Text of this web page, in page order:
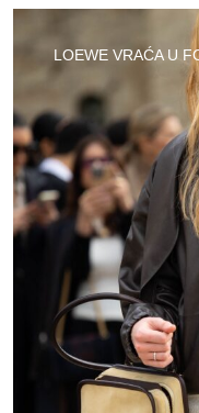
LOEWE VRAĆA U